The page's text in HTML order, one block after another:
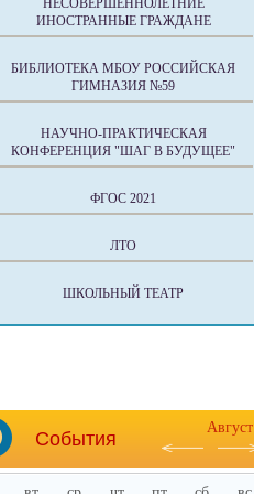
НЕСОВЕРШЕННОЛЕТНИЕ
ИНОСТРАННЫЕ ГРАЖДАНЕ
БИБЛИОТЕКА МБОУ РОССИЙСКАЯ
ГИМНАЗИЯ №59
НАУЧНО-ПРАКТИЧЕСКАЯ
КОНФЕРЕНЦИЯ "ШАГ В БУДУЩЕЕ"
ФГОС 2021
ЛТО
ШКОЛЬНЫЙ ТЕАТР
События
Август